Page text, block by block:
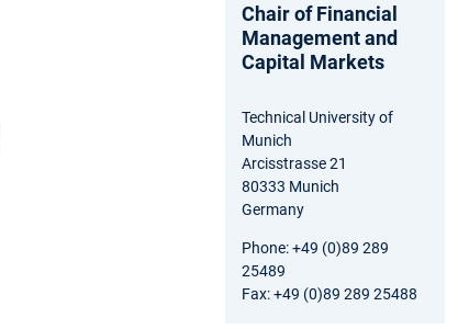
Chair of Financial
Management and
Capital Markets
Technical University of
Munich
Arcisstrasse 21
80333 Munich
Germany
Phone: +49 (0)89 289
25489
Fax: +49 (0)89 289 25488